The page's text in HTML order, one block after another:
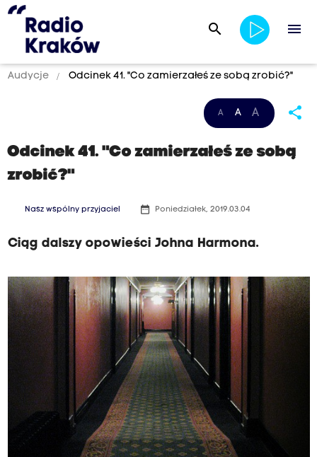
search menu
Audycje Odcinek 41. "Co zamierzałeś ze sobą zrobić?"
A A A share
Odcinek 41. "Co zamierzałeś ze sobą
zrobić?"
Nasz wspólny przyjaciel date_range Poniedziałek, 2019.03.04
Ciąg dalszy opowieści Johna Harmona.